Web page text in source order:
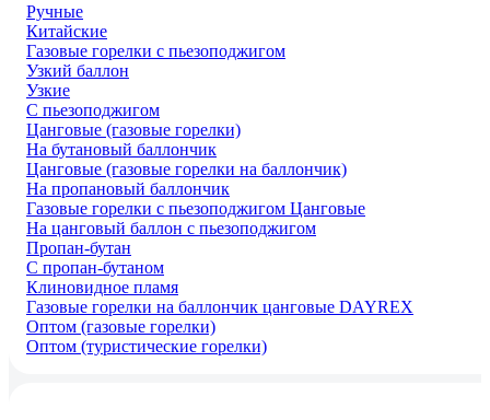
Ручные
Китайские
Газовые горелки с пьезоподжигом
Узкий баллон
Узкие
С пьезоподжигом
Цанговые (газовые горелки)
На бутановый баллончик
Цанговые (газовые горелки на баллончик)
На пропановый баллончик
Газовые горелки с пьезоподжигом Цанговые
На цанговый баллон с пьезоподжигом
Пропан-бутан
С пропан-бутаном
Клиновидное пламя
Газовые горелки на баллончик цанговые DAYREX
Оптом (газовые горелки)
Оптом (туристические горелки)